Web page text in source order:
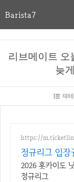
Barista7
리브메이트 오
늦
재
https://
정규리그 입장
2026 홋카이도
정규리그